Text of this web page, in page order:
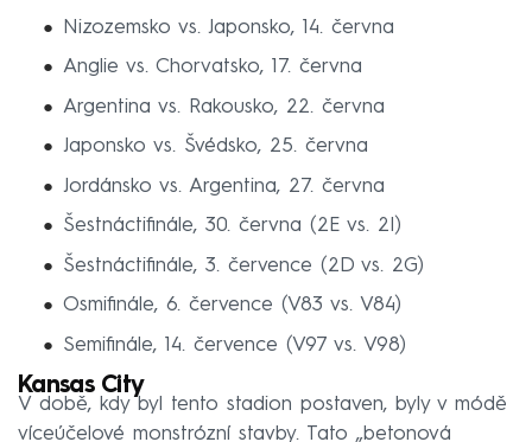
Nizozemsko vs. Japonsko, 14. června
Anglie vs. Chorvatsko, 17. června
Argentina vs. Rakousko, 22. června
Japonsko vs. Švédsko, 25. června
Jordánsko vs. Argentina, 27. června
Šestnáctifinále, 30. června (2E vs. 2I)
Šestnáctifinále, 3. července (2D vs. 2G)
Osmifinále, 6. července (V83 vs. V84)
Semifinále, 14. července (V97 vs. V98)
Kansas City
V době, kdy byl tento stadion postaven, byly v módě
víceúčelové monstrózní stavby. Tato „betonová